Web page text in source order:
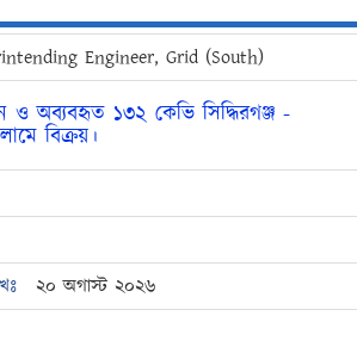
Engineer, Grid (South)
ও অব্যবহৃত ১৩২ কেভি সিদ্ধিরগঞ্জ -
বিক্রয়।
২০ অগাস্ট ২০২৬